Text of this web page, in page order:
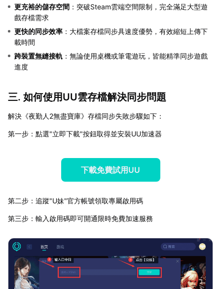
更充裕的儲存空間 ：突破Steam雲端空間限制，完全滿足大型遊
戲存檔需求
更快的同步效率 ：大檔案存檔同步具速度優勢，有效縮短上傳下
載時間
跨裝置無縫接軌 ：無論使用桌機或筆電遊玩，皆能精準同步遊戲
進度
三. 如何使用UU雲存檔解決同步問題
解決《夜勤人2無盡寶庫》存檔同步失敗步驟如下：
第一步：點選"立即下載"按鈕取得並安裝UU加速器
下載免費試用UU
第二步：追蹤"U妹"官方帳號領取專屬啟用碼
第三步：輸入啟用碼即可開通限時免費加速服務